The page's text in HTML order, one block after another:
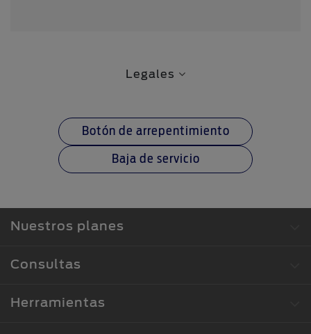
Legales
Botón de arrepentimiento
Baja de servicio
Nuestros planes
Consultas
Herramientas